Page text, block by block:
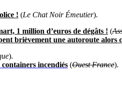
! (Le Chat Noir Émeutier).
1 million d’euros de dégâts ! (
brièvement une autoroute alors
).
incendiés (Ouest France).